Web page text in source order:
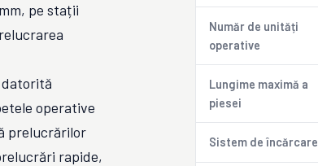
pe stații
operative
prelucrărilor
rapide,
Număr de unități
operative
Lungime maximă a
piesei
Sistem de încărcare